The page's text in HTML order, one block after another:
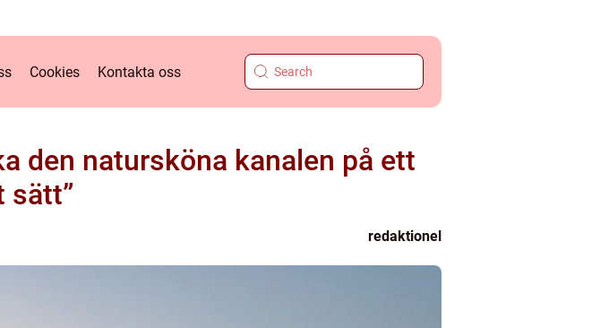
Cookies Kontakta oss
den natursköna kanalen på ett
sätt”
redaktionel